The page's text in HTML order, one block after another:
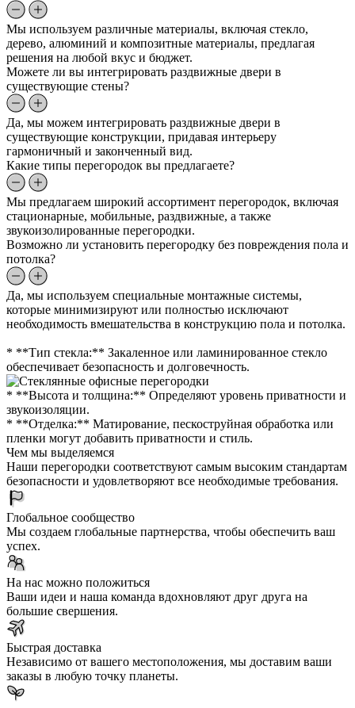
Мы используем различные материалы, включая стекло,
дерево, алюминий и композитные материалы, предлагая
решения на любой вкус и бюджет.
Можете ли вы интегрировать раздвижные двери в
существующие стены?
Да, мы можем интегрировать раздвижные двери в
существующие конструкции, придавая интерьеру
гармоничный и законченный вид.
Какие типы перегородок вы предлагаете?
Мы предлагаем широкий ассортимент перегородок, включая
стационарные, мобильные, раздвижные, а также
звукоизолированные перегородки.
Возможно ли установить перегородку без повреждения пола и
потолка?
Да, мы используем специальные монтажные системы,
которые минимизируют или полностью исключают
необходимость вмешательства в конструкцию пола и потолка.
* **Тип стекла:** Закаленное или ламинированное стекло
обеспечивает безопасность и долговечность.
* **Высота и толщина:** Определяют уровень приватности и
звукоизоляции.
* **Отделка:** Матирование, пескоструйная обработка или
пленки могут добавить приватности и стиль.
Чем мы выделяемся
Наши перегородки соответствуют самым высоким стандартам
безопасности и удовлетворяют все необходимые требования.
Глобальное сообщество
Мы создаем глобальные партнерства, чтобы обеспечить ваш
успех.
На нас можно положиться
Ваши идеи и наша команда вдохновляют друг друга на
большие свершения.
Быстрая доставка
Независимо от вашего местоположения, мы доставим ваши
заказы в любую точку планеты.